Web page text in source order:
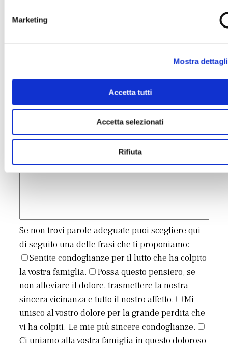
Marketing
Mostra dettagli
Accetta tutti
Accetta selezionati
Rifiuta
Inserisci un messaggio di cordoglio
Se non trovi parole adeguate puoi scegliere qui
di seguito una delle frasi che ti proponiamo:
Sentite condoglianze per il lutto che ha colpito
la vostra famiglia.
Possa questo pensiero, se
non alleviare il dolore, trasmettere la nostra
sincera vicinanza e tutto il nostro affetto.
Mi
unisco al vostro dolore per la grande perdita che
vi ha colpiti. Le mie più sincere condoglianze.
Ci uniamo alla vostra famiglia in questo doloroso